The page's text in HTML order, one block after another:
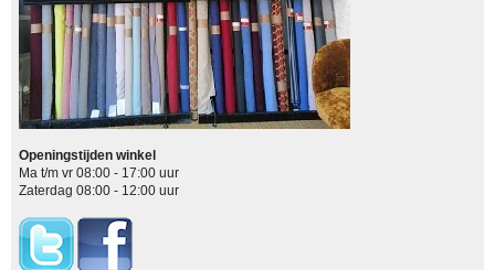
Openingstijden winkel
Ma t/m vr 08:00 - 17:00 uur
Zaterdag 08:00 - 12:00 uur